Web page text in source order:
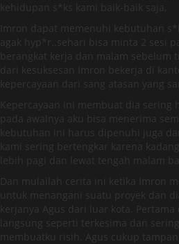
kehidupan s*ks kami baik-baik saja,
Imron dapat memenuhi kebutuhan
agak hyp*r..sehari bisa minta 2 sesi
berangkat kerja dan malam sebelum
dari kesuksesan Imron bekerja di
kepercayaan dari sang atasan yang
Kepercayaan ini membuat dia sering
pada awalnya aku bisa menerima
kebutuhan ini harus dipenuhi juga
kami sering bertengkar karena
lebih pagi dan lewat tengah malam
Dan mulailah cerita ini ketika Imron
untuk menangani suatu proyek dan
kerjanya Agus dari luar kota. Pertama
langsung seperti terkesima dan
membuatku risih. Agus cukup